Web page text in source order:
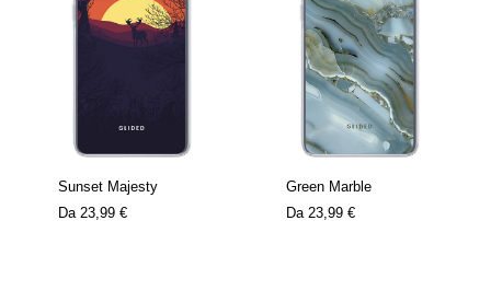
Sunset Majesty
Da 23,99 €
Green Marble
Da 23,99 €